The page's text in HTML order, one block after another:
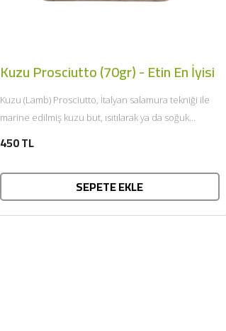
Kuzu Prosciutto (70gr) - Etin En İyisi
Kuzu (Lamb) Prosciutto, İtalyan salamura tekniği ile
marine edilmiş kuzu but, ısıtılarak ya da soğuk
450 TL
SEPETE EKLE